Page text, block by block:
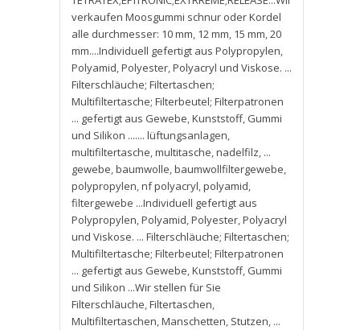
verkaufen Moosgummi schnur oder Kordel
alle durchmesser: 10 mm, 12 mm, 15 mm,20
mm....Individuell gefertigt aus Polypropylen,
Polyamid,Polyester,Polyacryl und Viskose. ...
Filterschläuche; Filtertaschen;
Multifiltertasche; Filterbeutel; Filterpatronen
... gefertigt aus Gewebe,Kunststoff, Gummi
und Silikon ....... lüftungsanlagen,
multifiltertasche,multitasche,nadelfilz, ...
gewebe,baumwolle,baumwollfiltergewebe,
polypropylen,nf polyacryl,polyamid,
filtergewebe ...Individuell gefertigt aus
Polypropylen,Polyamid,Polyester,Polyacryl
und Viskose. ... Filterschläuche; Filtertaschen;
Multifiltertasche; Filterbeutel; Filterpatronen
... gefertigt aus Gewebe,Kunststoff, Gummi
und Silikon ...Wir stellen für Sie
Filterschläuche,Filtertaschen,
Multifiltertaschen,Manschetten, Stutzen, ...